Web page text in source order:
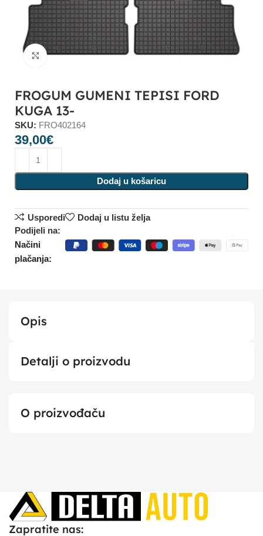
Click to enlarge
FROGUM GUMENI TEPISI FORD
KUGA 13-
SKU: FRO402164
39,00€
Dodaj u košaricu
Usporedi
Dodaj u listu želja
Podijeli na:
Načini
plačanja:
Opis
Detalji o proizvodu
O proizvođaču
Zapratite nas: